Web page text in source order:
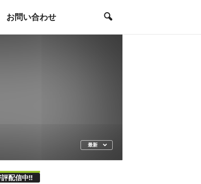
お問い合わせ
最新
配信中!!